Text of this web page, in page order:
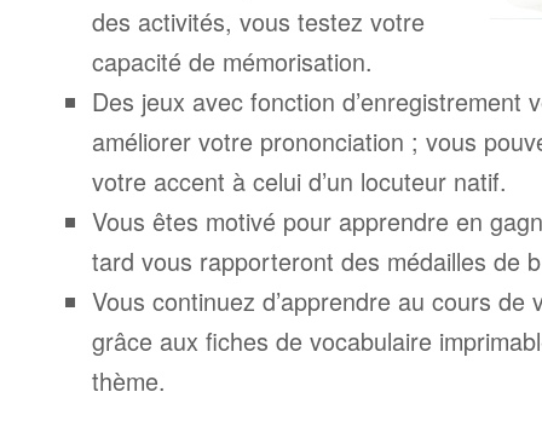
des activités, vous testez votre
capacité de mémorisation.
Des jeux avec fonction d’enregistrement
améliorer votre prononciation ; vous
votre accent à celui d’un locuteur natif.
Vous êtes motivé pour apprendre en
tard vous rapporteront des médailles de
Vous continuez d’apprendre au cours de
grâce aux fiches de vocabulaire
thème.